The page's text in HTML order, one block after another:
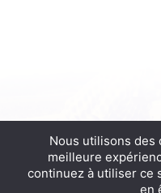
Mentions Légales et
Nous utilisons des
meilleure
continuez à utiliser ce
en